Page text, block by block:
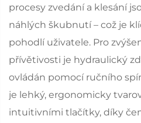
procesy zvedání a klesání
náhlých škubnutí – což je
pohodlí uživatele. Pro
přívětivosti je hydraulický
ovládán pomocí ručního
je lehký, ergonomicky
intuitivními tlačítky, díky